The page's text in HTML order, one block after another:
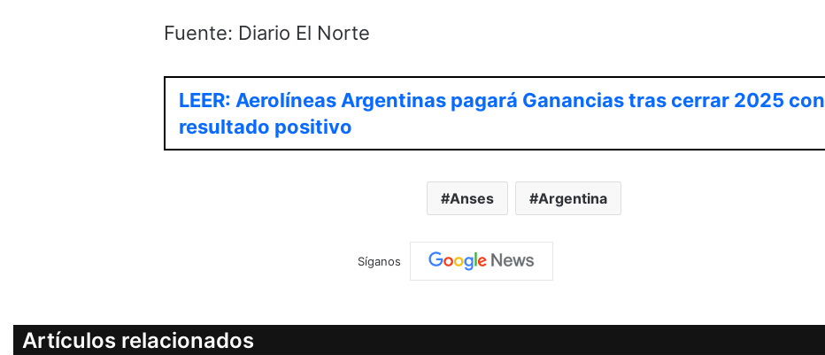
Fuente: Diario El Norte
LEER: Aerolíneas Argentinas pagará Ganancias tras cerrar 2025 con
resultado positivo
Anses Argentina
Síganos
Artículos relacionados